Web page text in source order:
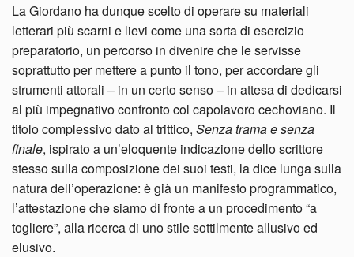
La Giordano ha dunque scelto di operare su materiali
letterari più scarni e lievi come una sorta di esercizio
preparatorio, un percorso in divenire che le servisse
soprattutto per mettere a punto il tono, per accordare gli
strumenti attorali – in un certo senso – in attesa di dedicarsi
al più impegnativo confronto col capolavoro cechoviano. Il
titolo complessivo dato al trittico, Senza trama e senza
finale, ispirato a un’eloquente indicazione dello scrittore
stesso sulla composizione dei suoi testi, la dice lunga sulla
natura dell’operazione: è già un manifesto programmatico,
l’attestazione che siamo di fronte a un procedimento “a
togliere”, alla ricerca di uno stile sottilmente allusivo ed
elusivo.